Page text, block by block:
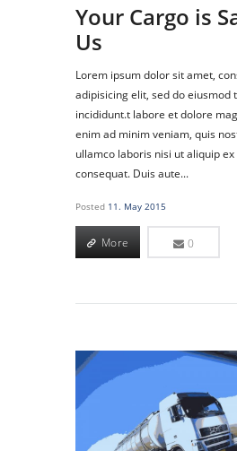
Your Cargo is
Us
Lorem ipsum dolor sit amet,
adipisicing elit, sed do eiusmod
incididunt.t labore et dolore
enim ad minim veniam, quis
ullamco laboris nisi ut aliquip
consequat. Duis aute...
Posted 11. May 2015
More
More 0